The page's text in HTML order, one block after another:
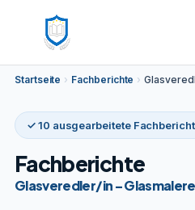
Startseite › Fachberichte ›
✓ 10 ausgearbeitete
Fachberichte
Glasveredler/in –